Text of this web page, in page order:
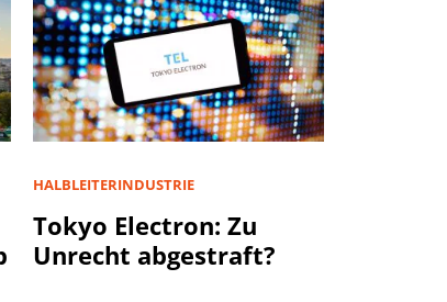
HALBLEITERINDUSTRIE
Tokyo Electron: Zu
Unrecht abgestraft?